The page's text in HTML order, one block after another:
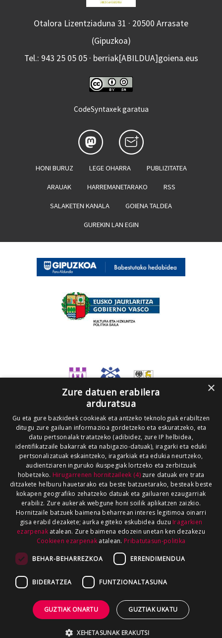
Otalora Lizentziaduna 31 · 20500 Arrasate
(Gipuzkoa)
Tel.: 943 25 05 05 · berriak[ABILDUA]goiena.eus
CodeSyntaxek garatua
HONI BURUZ LEGE OHARRA PUBLIZITATEA
ARAUAK HARREMANETARAKO RSS
SALAKETEN KANALA GOIENA TALDEA
GUREKIN LAN EGIN
×
Zure datuen erabilera
arduratsua
Gu eta gure bazkideek cookieak eta antzeko teknologiak erabiltzen
ditugu zure gailuan informazioa gordetzeko eta eskuratzeko, eta
datu pertsonalak tratatzeko (adibidez, zure IP helbidea,
identifikatzaile bakarrak eta nabigazio-datuak), iragarki eta eduki
pertsonalizatuak eskaintzeko, iragarkiak eta edukia neurtzeko,
audientziaren inguruko ikuspegiak lortzeko eta zerbitzuak
hobetzeko. Hirugarrenen hornitzaileek (4)zure datuak ere trata
ditzakete helburu hauetarako eta beste batzuetarako, besteak beste
kokapen geografiko zehatzeko datuak eta gailuaren ezaugarriak
erabiliz. Zure aukerak webgune honi soilik aplikatzen zaizkio.
Hornitzaile batzuek baimena beharrean interes legitimoa oinarri
gisa erabil dezakete; aurka egiteko eskubidea duzu Iragarkien
ezarpenakatalean. Zure baimena edozein unetan ken dezakezu
Cookieen ezarpenak atalean. Pribatutasun-politika
BEHAR-BEHARREZKOA ERRENDIMENDUA
BIDERATZEA FUNTZIONALTASUNA
GUZTIAK ONARTU GUZTIAK UKATU
XEHETASUNAK ERAKUTSI